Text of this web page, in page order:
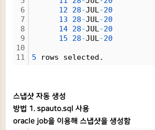
6
7
8
9
10
11
12
28-JUL-20
13
28-JUL-20
14 28-JUL-20
15
28-JUL-20
5 rows selected.
스냅샷 자동 생성
방법 1. spauto.sql 사용
oracle job을 이용해 스냅샷을 생성함